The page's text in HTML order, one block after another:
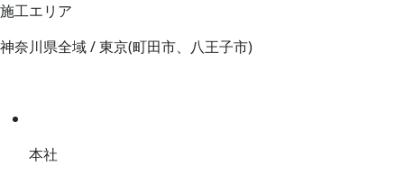
施工エリア
神奈川県全域 / 東京(町田市、八王子市)
本社